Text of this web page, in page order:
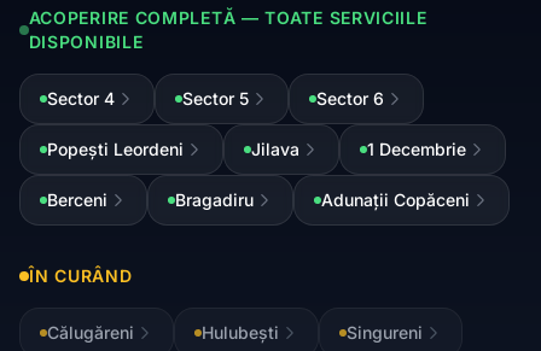
ACOPERIRE COMPLETĂ — TOATE SERVICIILE
DISPONIBILE
Sector 4 Sector 5 Sector 6
Popești Leordeni Jilava 1 Decembrie
Berceni Bragadiru Adunații Copăceni
ÎN CURÂND
Călugăreni Hulubești Singureni